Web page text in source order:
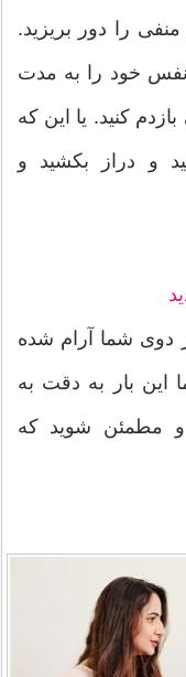
را دور بریزید.
نفس خود را به مدت
کنید. یا این که
و دراز بکشید و
دوی شما آرام شده
این بار به دقت به
مطمئن شوید که